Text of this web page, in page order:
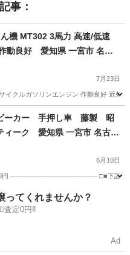
事：
機 MT302 3馬力 高速/低速
動良好 愛知県 一宮市 名古
阜 羽島 各務ヶ原 三重 愛知 グ
7月23日
イクルガソリンエンジン 作動良好 近
ーカー 手押し車 藤製 昭
ーク 愛知県 一宮市 名古屋
羽島 各務ヶ原 三重 愛知 グッ
6月10日
円 ------------------------------------ □■下記
ってくれませんか？
査定0円‼️
Ad